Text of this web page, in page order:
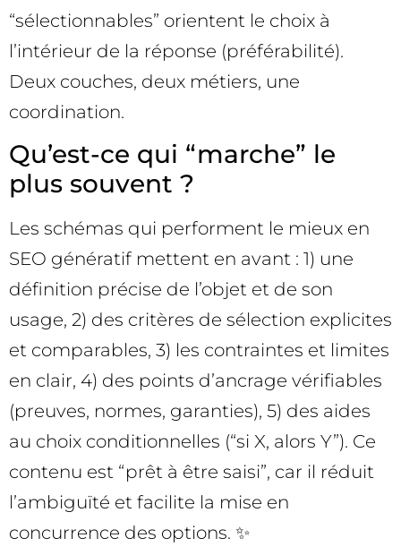
“sélectionnables” orientent le choix à
l’intérieur de la réponse (préférabilité).
Deux couches, deux métiers, une
coordination.
Qu’est-ce qui “marche” le
plus souvent ?
Les schémas qui performent le mieux en
SEO génératif mettent en avant : 1) une
définition précise de l’objet et de son
usage, 2) des critères de sélection explicites
et comparables, 3) les contraintes et limites
en clair, 4) des points d’ancrage vérifiables
(preuves, normes, garanties), 5) des aides
au choix conditionnelles (“si X, alors Y”). Ce
contenu est “prêt à être saisi”, car il réduit
l’ambiguïté et facilite la mise en
concurrence des options. ✨